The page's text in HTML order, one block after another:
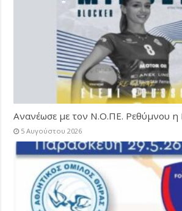
Ανανέωσε με τον Ν.Ο.ΠΕ. Ρεθύμνου η
5 Αυγούστου 2026